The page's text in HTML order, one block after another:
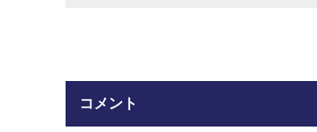
コメント